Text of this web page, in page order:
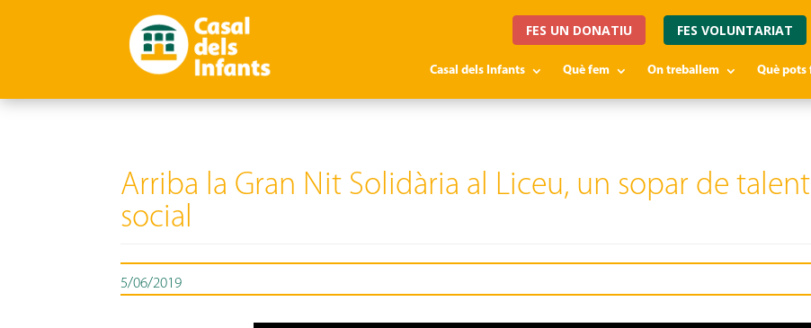
FES UN DONATIU FES VOLUNTARIAT
Casal dels Infants Què fem On treballem Què pots
Arriba la Gran Nit Solidària al Liceu, un sopar de
social
5/06/2019